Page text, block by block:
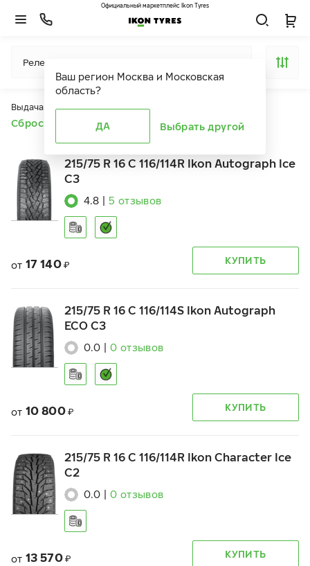
Ваш регион Москва и Московская
область?
ДА Выбрать другой
Официальный маркетплейс Ikon Tyres
Релевантность
Выдача продуктов ограничена действием фильтров
Сбросить все фильтры
215/75 R 16 C 116/114R Ikon Autograph Ice
C3
4.8 5 отзывов
от 17 140 ₽ КУПИТЬ
215/75 R 16 C 116/114S Ikon Autograph
ECO C3
0.0 0 отзывов
от 10 800 ₽ КУПИТЬ
215/75 R 16 C 116/114R Ikon Character Ice
C2
0.0 0 отзывов
от 13 570 ₽ КУПИТЬ